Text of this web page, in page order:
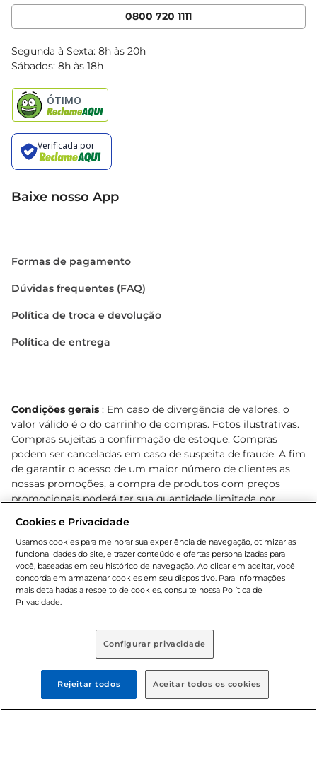
Cencosud Media
Clube Bretas
Blog Bretas
Black Friday
0800 720 1111
Segunda à Sexta: 8h às 20h
Sábados: 8h às 18h
Baixe nosso App
Formas de pagamento
Dúvidas frequentes (FAQ)
Política de troca e devolução
Política de entrega
Condições gerais : Em caso de divergência de valores, o
valor válido é o do carrinho de compras. Fotos ilustrativas.
Compras sujeitas a confirmação de estoque. Compras
podem ser canceladas em caso de suspeita de fraude. A fim
de garantir o acesso de um maior número de clientes as
nossas promoções, a compra de produtos com preços
promocionais poderá ter sua quantidade limitada por
o e-commerce e válidos durante o dia de hoje, podendo
sofrer alterações sem prévia notificação. Proibida a venda
de bebidas alcoólicas para menores de 18 anos, conforme
Lei n.º 8069/90, art. 81, inciso II (Estatuto da Criança e do
Adolescente). Preços e condições exclusivos para o
www.bretas.com.br
© 2025 Copyright. Todos os direitos
reservados Bretas.
Cookies e Privacidade
Usamos cookies para melhorar sua experiência de navegação, otimizar as
funcionalidades do site, e trazer conteúdo e ofertas personalizadas para
você, baseadas em seu histórico de navegação. Ao clicar em aceitar, você
concorda em armazenar cookies em seu dispositivo. Para informações
mais detalhadas a respeito de cookies, consulte nossa Política de
Privacidade.
Configurar privacidade
Rejeitar todos Aceitar todos os cookies